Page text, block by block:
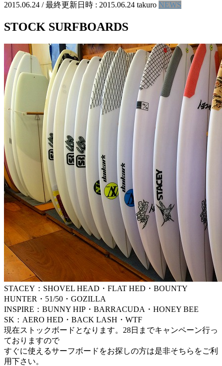
2015.06.24 / 最終更新日時 : 2015.06.24 takuro NEWS
STOCK SURFBOARDS
STACEY：SHOVEL HEAD・FLAT HED・BOUNTY
HUNTER・51/50・GOZILLA
INSPIRE：BUNNY HIP・BARRACUDA・HONEY BEE
SK：AERO HED・BACK LASH・WTF
現在ストックボードとなります。28日までキャンペーン行っ
ておりますので
すぐに使えるサーフボードをお探しの方は是非そちらをご利
用下さい。